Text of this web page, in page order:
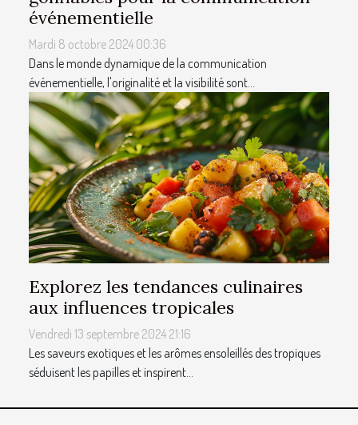
événementielle
Mardi 8 octobre 2024 00:36
Dans le monde dynamique de la communication
événementielle, l'originalité et la visibilité sont...
Explorez les tendances culinaires
aux influences tropicales
Vendredi 13 septembre 2024 21:16
Les saveurs exotiques et les arômes ensoleillés des tropiques
séduisent les papilles et inspirent...